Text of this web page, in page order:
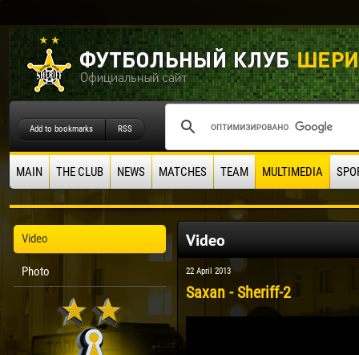
Add to bookmarks RSS
MAIN THE CLUB NEWS MATCHES TEAM MULTIMEDIA
Video
Photo
Video
22 April 2013
Saxan - Sheriff-2